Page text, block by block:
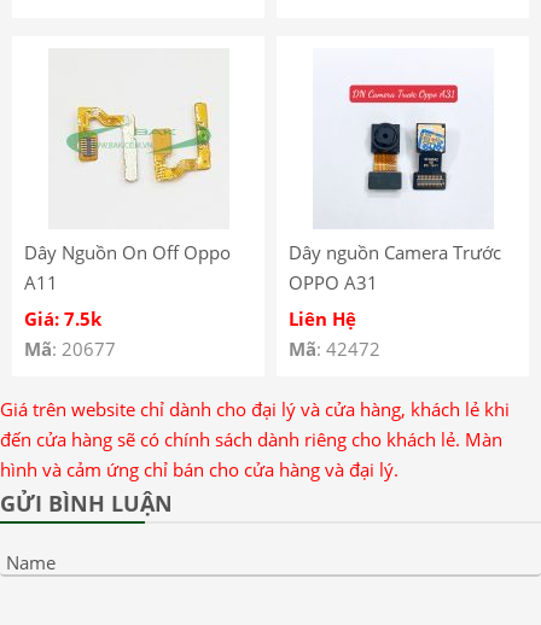
Dây Nguồn On Off Oppo
A11
Giá: 7.5k
Mã: 20677
Dây nguồn Camera Trước
OPPO A31
Liên Hệ
Mã: 42472
Giá trên website chỉ dành cho đại lý và cửa hàng, khách lẻ khi
đến cửa hàng sẽ có chính sách dành riêng cho khách lẻ. Màn
hình và cảm ứng chỉ bán cho cửa hàng và đại lý.
GỬI BÌNH LUẬN
Name